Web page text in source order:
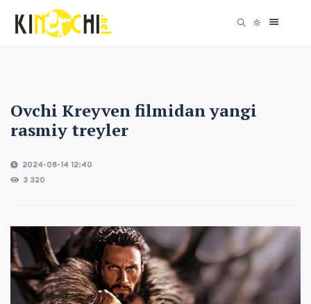
Ovchi Kreyven filmidan yangi
rasmiy treyler
2024-08-14 12:40
3 320